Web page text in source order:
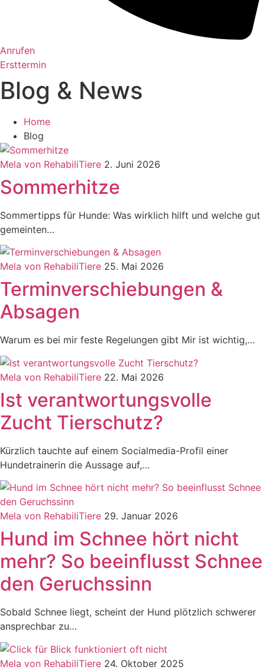
Anrufen
Ersttermin
Blog & News
Home
Blog
Mela von RehabiliTiere 2. Juni 2026
Sommerhitze
Sommertipps für Hunde: Was wirklich hilft und welche gut
gemeinten…
Mela von RehabiliTiere 25. Mai 2026
Terminverschiebungen &
Absagen
Warum es bei mir feste Regelungen gibt Mir ist wichtig,…
Mela von RehabiliTiere 22. Mai 2026
Ist verantwortungsvolle
Zucht Tierschutz?
Kürzlich tauchte auf einem Socialmedia-Profil einer
Hundetrainerin die Aussage auf,…
Mela von RehabiliTiere 29. Januar 2026
Hund im Schnee hört nicht
mehr? So beeinflusst Schnee
den Geruchssinn
Sobald Schnee liegt, scheint der Hund plötzlich schwerer
ansprechbar zu…
Mela von RehabiliTiere 24. Oktober 2025